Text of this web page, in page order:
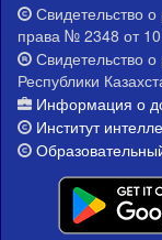
Свидетельство о
права № 2348 от
Свидетельство о
Республики
Информация о
Институт